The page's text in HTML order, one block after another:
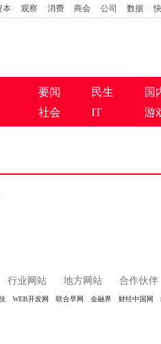
本 观察 消费 商会 公司 数据
要闻 民生 国
社会
IT 游
行业网站 地方网站 合作伙伴
WEB开发网 联合早网 金融界 财经中国网